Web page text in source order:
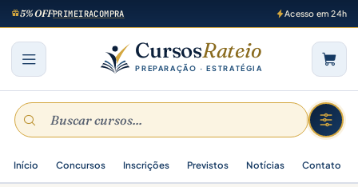
5% OFFPRIMEIRACOMPRA Acesso em 24h
CursosRateio
PREPARAÇÃO · ESTRATÉGIA
Início Concursos Inscrições Previstos Notícias Contato